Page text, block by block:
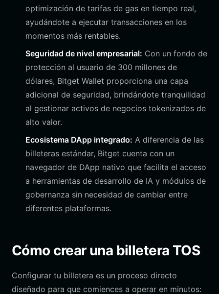
optimización de tarifas de gas en tiempo real,
ayudándote a ejecutar transacciones en los
momentos más rentables.
Seguridad de nivel empresarial: Con un fondo de
protección al usuario de 300 millones de
dólares, Bitget Wallet proporciona una capa
adicional de seguridad, brindándote tranquilidad
al gestionar activos de negocios tokenizados de
alto valor.
Ecosistema DApp integrado: A diferencia de las
billeteras estándar, Bitget cuenta con un
navegador de DApp nativo que facilita el acceso
a herramientas de desarrollo de IA y módulos de
gobernanza sin necesidad de cambiar entre
diferentes plataformas.
Cómo crear una billetera TOS
Configurar tu billetera es un proceso directo
diseñado para que comiences a operar en minutos: